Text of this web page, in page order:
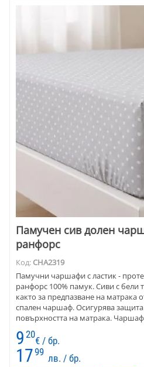
Памучен сив долен
ранфорс
Код: CHA2319
Памучни чаршафи с ластик -
ранфорс 100% памук. Сиви с бели
както за предпазване на матрака
спален чаршаф. Осигурява защита
повърхността на матрака.
и при малки деца, възрастни,
се набират.
9 20
€ / бр.
1799
лв. / бр.